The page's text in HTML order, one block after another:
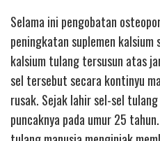
Selama ini pengobatan
peningkatan suplemen kalsium
kalsium tulang tersusun atas
sel tersebut secara kontinyu
rusak. Sejak lahir sel-sel
puncaknya pada umur 25